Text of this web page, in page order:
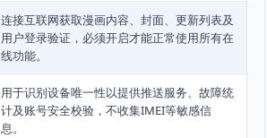
连接互联网获取漫画内容、封面、更新列表及
用户登录验证，必须开启才能正常使用所有在
线功能。
用于识别设备唯一性以提供推送服务、故障统
计及账号安全校验，不收集IMEI等敏感信
息。